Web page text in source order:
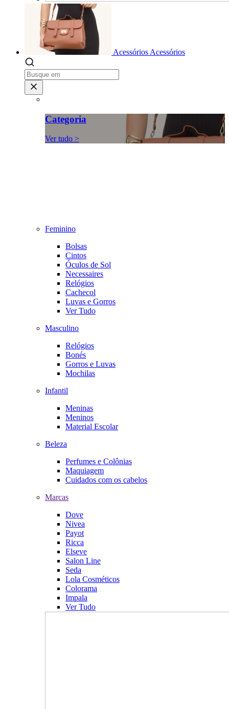
Acessórios Acessórios
Categoria
Ver tudo >
Feminino
Bolsas
Cintos
Óculos de Sol
Necessaires
Relógios
Cachecol
Luvas e Gorros
Ver Tudo
Masculino
Relógios
Bonés
Gorros e Luvas
Mochilas
Infantil
Meninas
Meninos
Material Escolar
Beleza
Perfumes e Colônias
Maquiagem
Cuidados com os cabelos
Marcas
Dove
Nivea
Payot
Ricca
Elseve
Salon Line
Seda
Lola Cosméticos
Colorama
Impala
Ver Tudo